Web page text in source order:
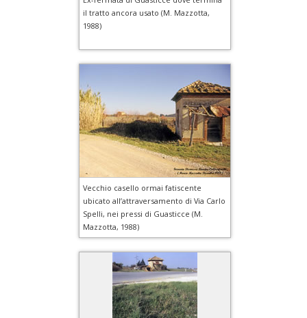
il tratto ancora usato (M. Mazzotta,
1988)
Vecchio casello ormai fatiscente
ubicato all’attraversamento di Via Carlo
Spelli, nei pressi di Guasticce (M.
Mazzotta, 1988)